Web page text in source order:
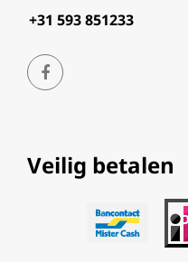
+31 593 851233
Veilig betalen